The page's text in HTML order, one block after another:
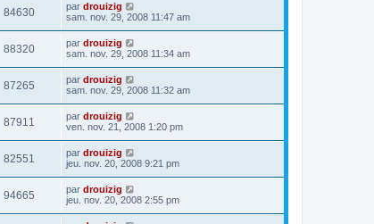
84630 par drouizig
sam. nov. 29, 2008 11:47 am
88320 par drouizig
sam. nov. 29, 2008 11:34 am
87265 par drouizig
sam. nov. 29, 2008 11:32 am
87911 par drouizig
ven. nov. 21, 2008 1:20 pm
82551 par drouizig
jeu. nov. 20, 2008 9:21 pm
94665 par drouizig
jeu. nov. 20, 2008 2:55 pm